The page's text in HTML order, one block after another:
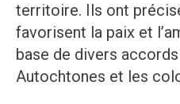
territoire. Ils ont
favorisent la paix et
base de divers
Autochtones et les